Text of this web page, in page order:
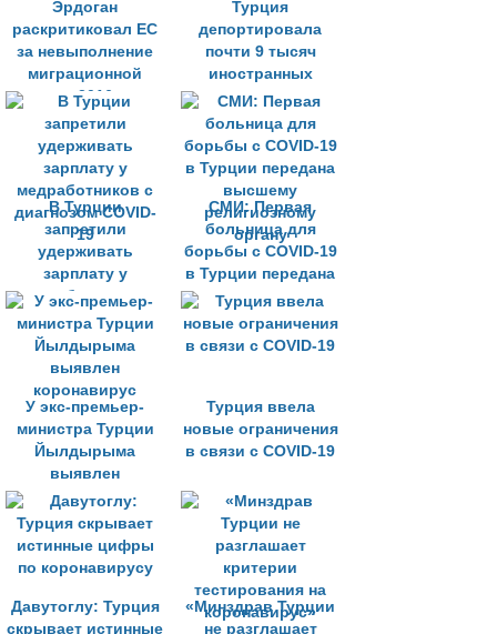
Эрдоган
раскритиковал ЕС
за невыполнение
миграционной
сделки 2016 года
Турция
депортировала
почти 9 тысяч
иностранных
террористов
В Турции
запретили
удерживать
зарплату у
медработников с
диагнозом COVID-
19
СМИ: Первая
больница для
борьбы с COVID-19
в Турции передана
высшему
религиозному
органу
У экс-премьер-
министра Турции
Йылдырыма
выявлен
коронавирус
Турция ввела
новые ограничения
в связи с COVID-19
Давутоглу: Турция
скрывает истинные
«Минздрав Турции
не разглашает